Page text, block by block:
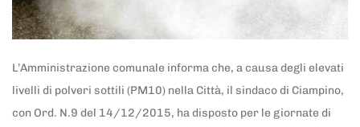
L’Amministrazione comunale informa che, a causa degli elevati
livelli di polveri sottili (PM10) nella Città, il sindaco di Ciampino,
con Ord. N.9 del 14/12/2015, ha disposto per le giornate di